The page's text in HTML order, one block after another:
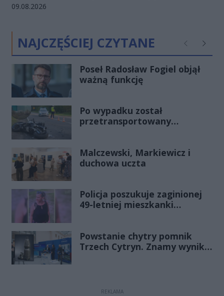
Data dodania galerii:
09.08.2026
NAJCZĘŚCIEJ CZYTANE Poprzednie
Poseł Radosław Fogiel objął
ważną funkcję
Po wypadku został
przetransportowany
Malczewski, Markiewicz i
duchowa uczta
Policja poszukuje zaginionej
49-letniej mieszkanki
Powstanie chytry pomnik
Trzech Cytryn. Znamy wyniki
REKLAMA